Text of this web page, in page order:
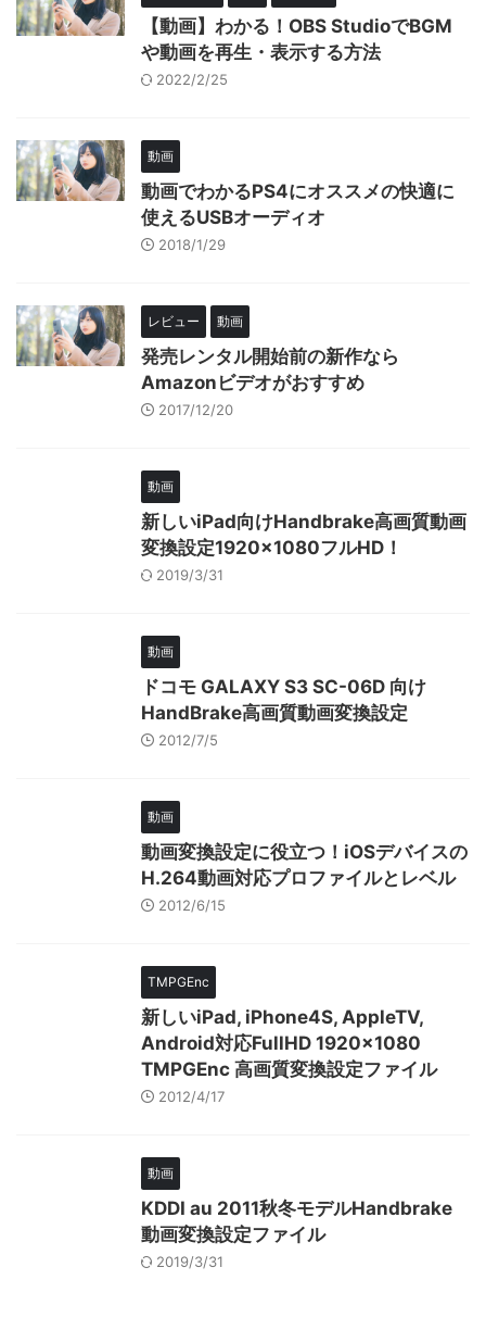
【動画】わかる！OBS StudioでBGM
や動画を再生・表示する方法
2022/2/25
動画
動画でわかるPS4にオススメの快適に
使えるUSBオーディオ
2018/1/29
レビュー 動画
発売レンタル開始前の新作なら
Amazonビデオがおすすめ
2017/12/20
動画
新しいiPad向けHandbrake高画質動画
変換設定1920×1080フルHD！
2019/3/31
動画
ドコモ GALAXY S3 SC-06D 向け
HandBrake高画質動画変換設定
2012/7/5
動画
動画変換設定に役立つ！iOSデバイスの
H.264動画対応プロファイルとレベル
2012/6/15
TMPGEnc
新しいiPad, iPhone4S, AppleTV,
Android対応FullHD 1920x1080
TMPGEnc 高画質変換設定ファイル
2012/4/17
動画
KDDI au 2011秋冬モデルHandbrake
動画変換設定ファイル
2019/3/31